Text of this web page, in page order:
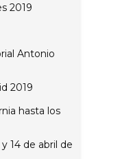
2019
Antonio
2019
hasta los
14 de abril de